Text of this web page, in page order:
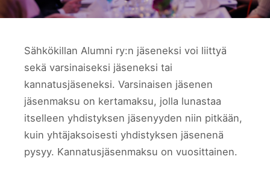
Sähkökillan Alumni ry:n jäseneksi voi liittyä
sekä varsinaiseksi jäseneksi tai
kannatusjäseneksi. Varsinaisen jäsenen
jäsenmaksu on kertamaksu, jolla lunastaa
itselleen yhdistyksen jäsenyyden niin pitkään,
kuin yhtäjaksoisesti yhdistyksen jäsenenä
pysyy. Kannatusjäsenmaksu on vuosittainen.